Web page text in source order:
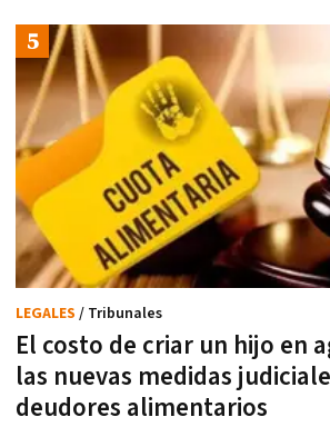
El costo de criar un hijo en
las nuevas medidas
deudores alimentarios
LEGALES / Tribunales